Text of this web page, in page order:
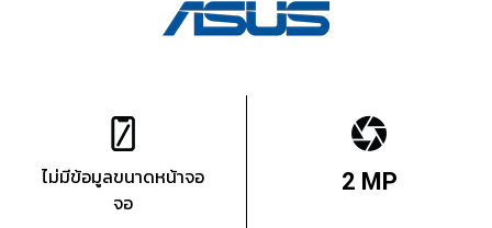
ไม่มีข้อมูลขนาดหน้าจอ
จอ
2 MP